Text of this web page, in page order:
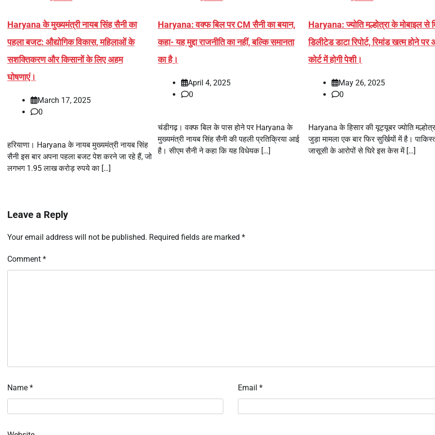
Haryana के मुख्यमंत्री नायब सिंह सैनी का
पहला बजट: औद्योगिक विकास, महिलाओं के
सशक्तिकरण और किसानों के लिए अहम
घोषणाएं।
March 17, 2025
0
हरियाणा। Haryana के नायब मुख्यमंत्री नायब सिंह
सैनी इस बार अपना पहला बजट पेश करने जा रहे हैं, जो
लगभग 1.95 लाख करोड़ रुपये का […]
Haryana: वक्फ बिल पर CM सैनी का बयान,
कहा- यह मुद्दा राजनीति का नहीं, बल्कि समानता
का है।
April 4, 2025
0
चंडीगढ़। वक्फ बिल के पास होने पर Haryana के
मुख्यमंत्री नायब सिंह सैनी की पहली प्रतिक्रिया आई
है। सीएम सैनी ने कहा कि यह विधेयक […]
Haryana: ज्योति मल्होत्रा ​​के मोबाइल से
डिलीटेड डाटा रिपोर्ट, रिमांड खत्म होने
कोर्ट में होगी पेशी।
May 26, 2025
0
Haryana के हिसार की यूट्यूबर ज्योति
जुड़ा मामला एक बार फिर सुर्खियों में है।
जासूसी के आरोपों से घिरे इस केस में […]
Leave a Reply
Your email address will not be published. Required fields are marked *
Comment *
Name * Email *